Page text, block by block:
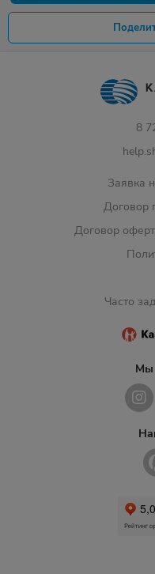
8
Заявка
Договор
Договор
Часто
Мы